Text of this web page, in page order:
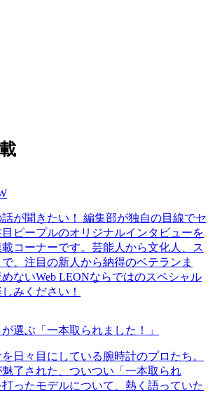
が聞きたい！ 編集部が独自の目線でセ
ピープルのオリジナルインタビューを
コーナーです。芸能人から文化人、ス
、注目の新人から納得のベテランま
ないWeb LEONならではのスペシャル
みください！
選ぶ「一本取られました！」
日々目にしている腕時計のプロたち。
了された、ついつい「一本取られ
ったモデルについて、熱く語っていた